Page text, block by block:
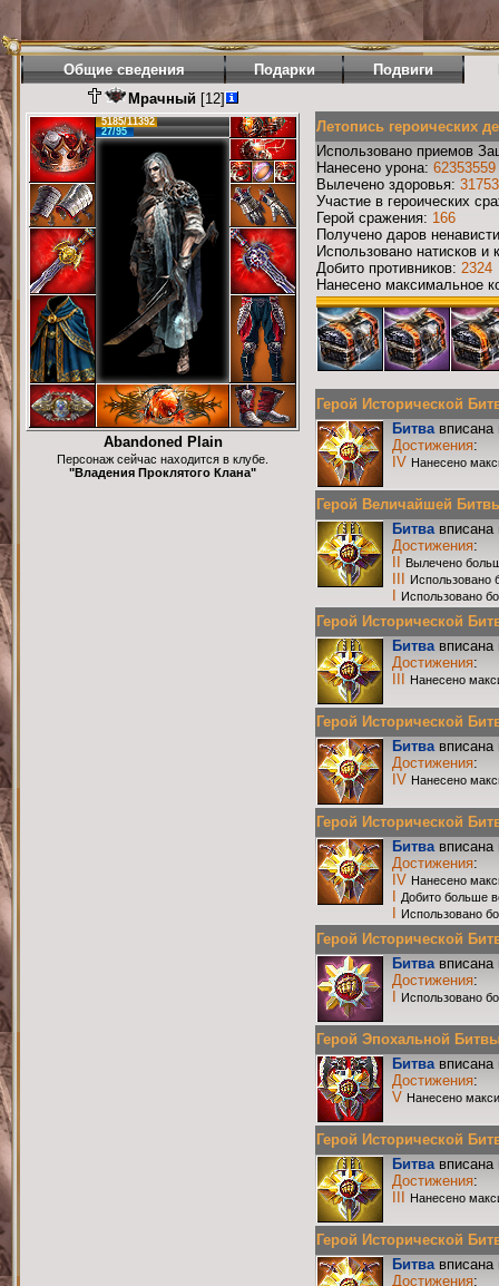
Общие сведения Подарки Подвиги
Мрачный [12]
5239/11392
27/95
Abandoned Plain
Персонаж сейчас находится в клубе.
"Владения Проклятого Клана"
Летопись героических
Использовано приемов
Нанесено урона: 62353559
Вылечено здоровья:
Участие в героических
Герой сражения: 166
Получено даров
Использовано натисков и
Добито противников: 2324
Нанесено максимальное
Герой Исторической
Битвавписана
Достижения:
IV Нанесено
Герой Величайшей
Битвавписана
Достижения:
Вылечено
Использовано
Использовано
Герой Исторической
Битвавписана
Достижения:
Нанесено
Герой Исторической
Битвавписана
Достижения:
IV Нанесено
Герой Исторической
Битвавписана
Достижения:
IV Нанесено
Добито больше
Использовано
Герой Исторической
Битвавписана
Достижения:
Использовано
Герой Эпохальной
Битвавписана
Достижения:
V Нанесено
Герой Исторической
Битвавписана
Достижения:
Нанесено
Герой Исторической
Битвавписана
Достижения: